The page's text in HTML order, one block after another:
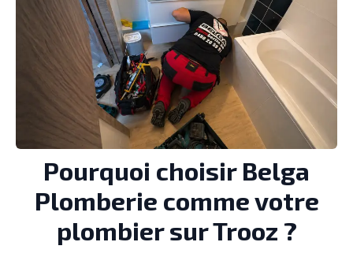
Pourquoi choisir Belga
Plomberie comme votre
plombier sur Trooz ?